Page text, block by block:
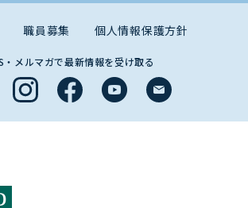
職員募集 個人情報保護方針
・メルマガで最新情報を受け取る